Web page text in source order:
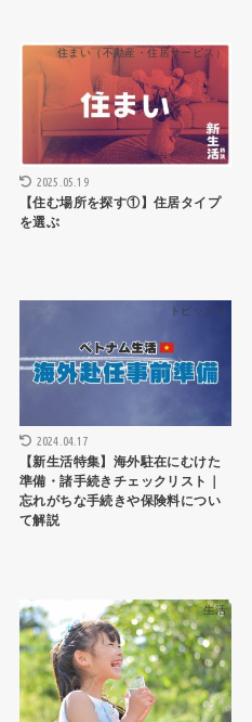
住まい（不動産・住居サービス）
2025.05.19
【住む場所を探す①】住居タイプ
を選ぶ
トピックス
2024.04.17
【新生活特集】海外駐在にむけた
準備・諸手続きチェックリスト｜
忘れがちな手続きや保険料につい
て解説
生活